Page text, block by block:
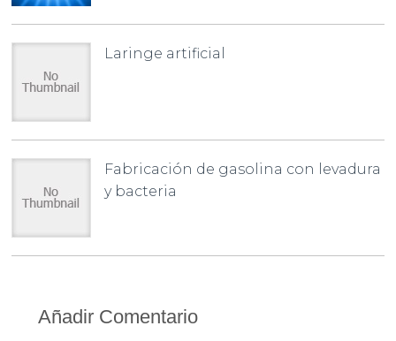
Laringe artificial
Fabricación de gasolina con levadura
y bacteria
Añadir Comentario